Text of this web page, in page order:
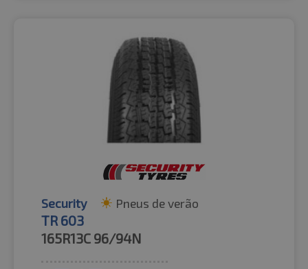
Security Pneus de verão
TR 603
165R13C 96/94N